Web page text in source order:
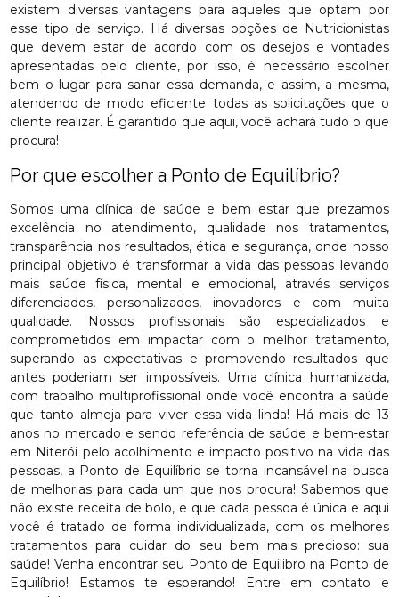
existem diversas vantagens para aqueles que optam por
esse tipo de serviço. Há diversas opções de Nutricionistas
que devem estar de acordo com os desejos e vontades
apresentadas pelo cliente, por isso, é necessário escolher
bem o lugar para sanar essa demanda, e assim, a mesma,
atendendo de modo eficiente todas as solicitações que o
cliente realizar. É garantido que aqui, você achará tudo o que
procura!
Por que escolher a Ponto de Equilíbrio?
Somos uma clínica de saúde e bem estar que prezamos
excelência no atendimento, qualidade nos tratamentos,
transparência nos resultados, ética e segurança, onde nosso
principal objetivo é transformar a vida das pessoas levando
mais saúde física, mental e emocional, através serviços
diferenciados, personalizados, inovadores e com muita
qualidade. Nossos profissionais são especializados e
comprometidos em impactar com o melhor tratamento,
superando as expectativas e promovendo resultados que
antes poderiam ser impossíveis. Uma clínica humanizada,
com trabalho multiprofissional onde você encontra a saúde
que tanto almeja para viver essa vida linda! Há mais de 13
anos no mercado e sendo referência de saúde e bem-estar
em Niterói pelo acolhimento e impacto positivo na vida das
pessoas, a Ponto de Equilíbrio se torna incansável na busca
de melhorias para cada um que nos procura! Sabemos que
não existe receita de bolo, e que cada pessoa é única e aqui
você é tratado de forma individualizada, com os melhores
tratamentos para cuidar do seu bem mais precioso: sua
saúde! Venha encontrar seu Ponto de Equilibro na Ponto de
Equilíbrio! Estamos te esperando! Entre em contato e